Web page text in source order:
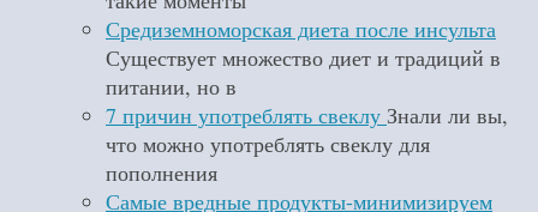
Средиземноморская диета после инсульта
Существует множество диет и традиций в
питании, но в
7 причин употреблять свеклу Знали ли вы,
что можно употреблять свеклу для
пополнения
Самые вредные продукты-минимизируем